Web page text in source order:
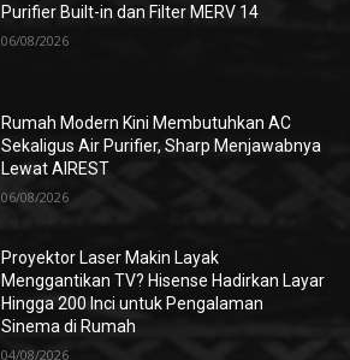
Purifier Built-in dan Filter MERV 14
06/08/2026
Rumah Modern Kini Membutuhkan AC
Sekaligus Air Purifier, Sharp Menjawabnya
Lewat AIREST
06/08/2026
Proyektor Laser Makin Layak
Menggantikan TV? Hisense Hadirkan Layar
Hingga 200 Inci untuk Pengalaman
Sinema di Rumah
04/08/2026